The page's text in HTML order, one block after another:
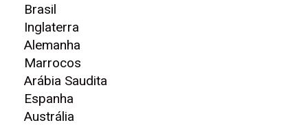
Brasil
Inglaterra
Alemanha
Marrocos
Arábia Saudita
Espanha
Austrália